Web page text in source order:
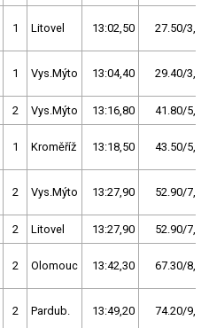
1 Litovel 13:02,50 27.50/3,6
1 Vys.Mýto 13:04,40 29.40/3,9
2 Vys.Mýto 13:16,80 41.80/5,5
1 Kroměříž 13:18,50 43.50/5,8
2 Vys.Mýto 13:27,90 52.90/7,0
2 Litovel 13:27,90 52.90/7,0
2 Olomouc 13:42,30 67.30/8,9
2 Pardub. 13:49,20 74.20/9,8